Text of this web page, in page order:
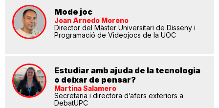
Mode joc
Joan Arnedo Moreno
Director del Màster Universitari de Disseny i
Programació de Videojocs de la UOC
Estudiar amb ajuda de la tecnologia
o deixar de pensar?
Martina Salamero
Secretaria i directora d’afers exteriors a
DebatUPC